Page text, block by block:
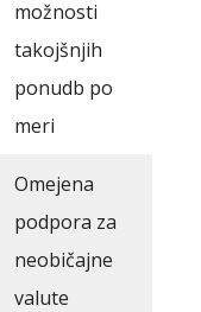
možnosti
takojšnjih
ponudb po
meri
Omejena
podpora za
neobičajne
valute